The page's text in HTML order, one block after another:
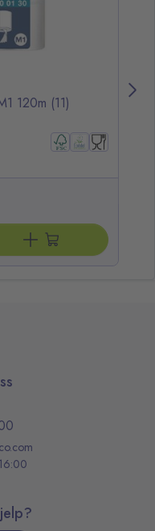
120m (11)